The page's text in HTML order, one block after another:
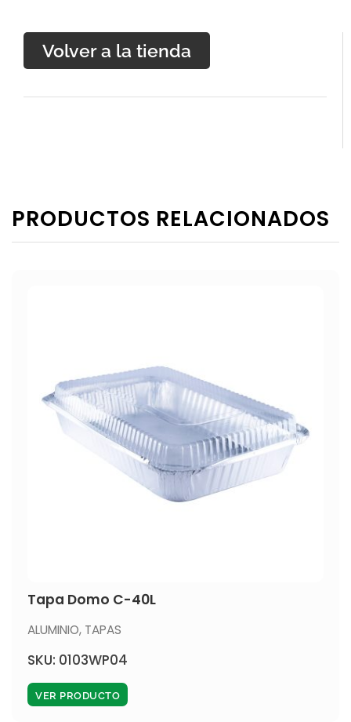
Volver a la tienda
PRODUCTOS RELACIONADOS
Tapa Domo C-40L
ALUMINIO, TAPAS
SKU: 0103WP04
VER PRODUCTO